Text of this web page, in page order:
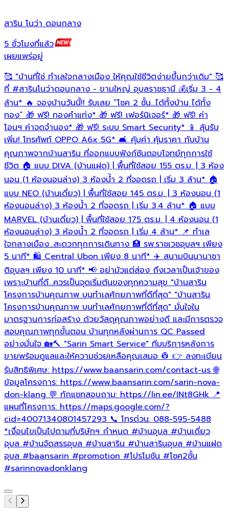
สาริน โนว่า ดอนกลาง
5 ชั่วโมงที่แล้ว
เผยแพร่อยู่
🥰 "บ้านที่ใช่ ทำเลใจกลางเมือง ให้คุณใช้ชีวิตง่ายขึ้นกว่าเดิม" 🥰
ที่#สารินโนว่าดอนกลาง- ขามใหญ่ อุบลราชธานี 💰เริ่ม 3 - 4
ล้าน* 🔥 จองบ้านวันนี้!! รับเลย “โชค 2 ชั้น…ได้ทั้งบ้าน ได้ทั้ง
ทอง” 🎁 ฟรี! ทองคำแท่ง* 🎁 ฟรี! เฟอร์นิเจอร์* 🎁 ฟรี! ค่า
โอนฯ ค่าจดจำนอง* 🎁 ฟรี! ระบบ Smart Security* 📱 ลุ้นรับ
เพิ่ม! โทรศัพท์ OPPO A6x 5G* 🛋️ คุ้มค่า คุ้มราคา กับบ้าน
คุณภาพจากบ้านสาริน ที่ออกแบบฟังก์ชันตอบโจทย์ทุกการใช้
ชีวิต 🏠 แบบ DIVA (บ้านแฝด) | พื้นที่ใช้สอย 155 ตร.ม. | 3 ห้อง
นอน (1 ห้องนอนล่าง) 3 ห้องน้ำ 2 ที่จอดรถ | เริ่ม 3 ล้าน* 🏠
แบบ NEO (บ้านเดี่ยว) | พื้นที่ใช้สอย 145 ตร.ม. | 3 ห้องนอน (1
ห้องนอนล่าง) 3 ห้องน้ำ 2 ที่จอดรถ | เริ่ม 3.4 ล้าน* 🏠 แบบ
MARVEL (บ้านเดี่ยว) | พื้นที่ใช้สอย 175 ตร.ม. | 4 ห้องนอน (1
ห้องนอนล่าง) 3 ห้องน้ำ 2 ที่จอดรถ | เริ่ม 4 ล้าน* 📌 ทำเล
ใจกลางเมือง…สะดวกทุกการเดินทาง 🏥 รพ.ราชเวชอุบลฯ เพียง
5 นาที* 🛍️ Central Ubon เพียง 8 นาที* ✈️ สนามบินนานาชา
ติอุบลฯ เพียง 10 นาที* 📢 อย่ามัวแต่ส่อง ถึงเวลาเป็นเจ้าของ
เพราะบ้านที่ดี...ควรเป็นจุดเริ่มต้นของทุกความสุข "บ้านสาริน
โครงการบ้านคุณภาพ บนทำเลศักยภาพที่ดีที่สุด" "บ้านสาริน
โครงการบ้านคุณภาพ บนทำเลศักยภาพที่ดีที่สุด" มั่นใจใน
มาตรฐานการก่อสร้าง ด้วยวัสดุคุณภาพอย่างดี และมีการตรวจ
สอบคุณภาพทุกขั้นตอน บ้านทุกหลังผ่านการ QC Passed
อย่างมั่นใจ 🏡🔨 "Sarin Smart Service" ทีมบริการหลังการ
ขายพร้อมดูแลและให้ความช่วยเหลือคุณเสมอ 👷 👉 ลงทะเบียน
รับสิทธิพิเศษ: https://www.baansarin.com/contact-us 🌐
ข้อมูลโครงการ: https://www.baansarin.com/sarin-nova-
don-klang 💬 ทักแชทสอบถาม: https://lin.ee/INt8GHk 📍
แผนที่โครงการ: https://maps.google.com/?
cid=40071340801457293 📞 โทรด่วน: 088-595-5488
*เงื่อนไขเป็นไปตามที่บริษัทฯ กำหนด#บ้านอุบล #บ้านเดี่ยว
อุบล #บ้านจัดสรรอุบล #บ้านสาริน #บ้านสารินอุบล #บ้านแฝด
อุบล #baansarin #promotion #โปรโมชัน #โชค2ชั้น
#sarinnovadonklang